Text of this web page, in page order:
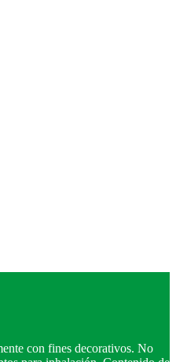
con fines decorativos. No